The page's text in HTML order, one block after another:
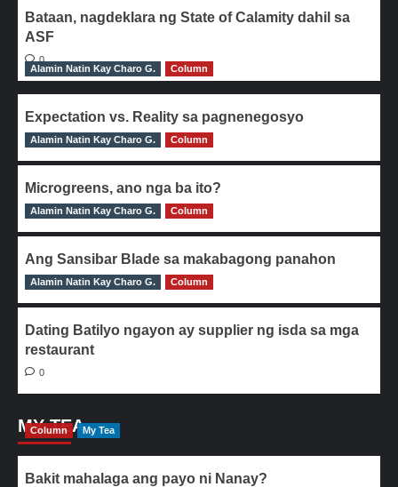
Bataan, nagdeklara ng State of Calamity dahil sa
ASF
0
Alamin Natin Kay Charo G.
Column
Expectation vs. Reality sa pagnenegosyo
0
Alamin Natin Kay Charo G. Column
Microgreens, ano nga ba ito?
0
Alamin Natin Kay Charo G. Column
Ang Sansibar Blade sa makabagong panahon
0
Alamin Natin Kay Charo G. Column
Dating Batilyo ngayon ay supplier ng isda sa mga
restaurant
0
MY TEA
Column My Tea
Bakit mahalaga ang payo ni Nanay?